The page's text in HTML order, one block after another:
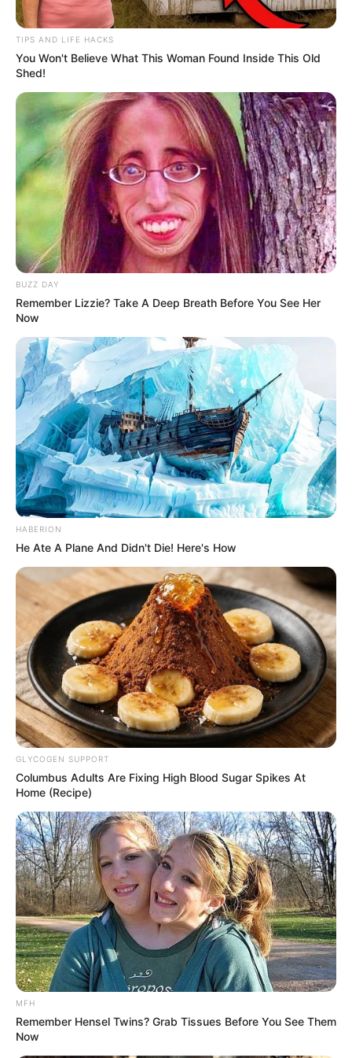
Η ΜΕΓΑΛΥΤΕΡΗ ΑΠΕΙΛΗ ΓΙΑ ΤΟΥΣ ΑΝΘΡΩΠΟΥΣ ΕΙΝΑΙ ΤΑ
ΜΕΓΑΛΑ ΚΤΙΡΙΑ
ΜΙΑ ΣΟΒΑΡΗ ΑΠΕΙΛΗ ΓΙΑ ΤΗΝ ΥΓΕΙΑ ΤΙΘΕΤΑΙ ΑΠΟ ΤΙΣ
ΜΕΓΑΛΕΣ ΠΟΛΕΙΣ ΤΟΥ ΚΟΣΜΟΥ. Η ΜΕΓΑΛΥΤΕΡΗ
ΑΠΕΙΛΗ ΓΙΑ ΤΟΥΣ ΑΝΘΡΩΠΟΥΣ ΕΙΝΑΙ ΤΑ ΨΗΛΑ ΚΤΙΡΙΑ
ΤΩΝ ΜΕΓΑΛΟΥΠΟΛΕΩΝ……. ΣΑΣ ΦΑΙΝΕΤΑΙ ΑΔΙΑΝΟΗΤΟ
ΑΥΤΟ;;;;; ΓΙΑ ΠΑΜΕ ΝΑ ΤΟ ΔΟΥΜΕ ΛΙΓΑΚΙ……..
TIPS AND LIFE HACKS
You Won't Believe What This Woman Found Inside This Old
Shed!
BUZZ DAY
Remember Lizzie? Take A Deep Breath Before You See Her
Now
HABERION
He Ate A Plane And Didn't Die! Here's How
GLYCOGEN SUPPORT
Columbus Adults Are Fixing High Blood Sugar Spikes At
Home (Recipe)
MFH
Remember Hensel Twins? Grab Tissues Before You See Them
Now